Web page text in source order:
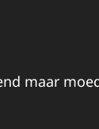
maar